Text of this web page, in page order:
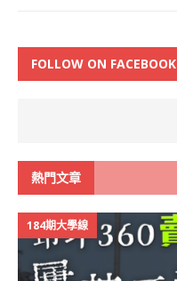
FOLLOW ON FACEBOOK
熱門文章
184期大學線